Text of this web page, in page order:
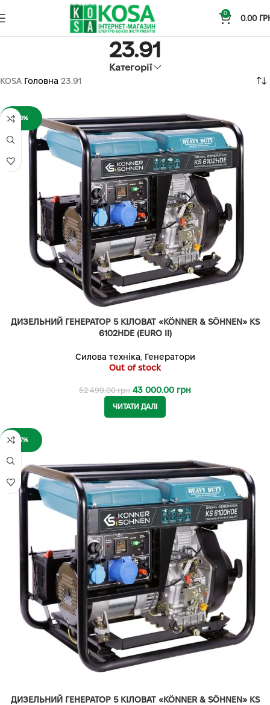
0
0.00
23.91
Категорії
KOSA Головна 23.91
-18%
ДИЗЕЛЬНИЙ ГЕНЕРАТОР 5 КІЛОВАТ «KÖNNER & SÖHNEN» KS
6102HDE (EURO II)
Силова техніка, Генератори
Out of stock
52 499.00грн 43 000.00 грн
ЧИТАТИ ДАЛІ
-17%
ДИЗЕЛЬНИЙ ГЕНЕРАТОР 5 КІЛОВАТ «KÖNNER & SÖHNEN» KS